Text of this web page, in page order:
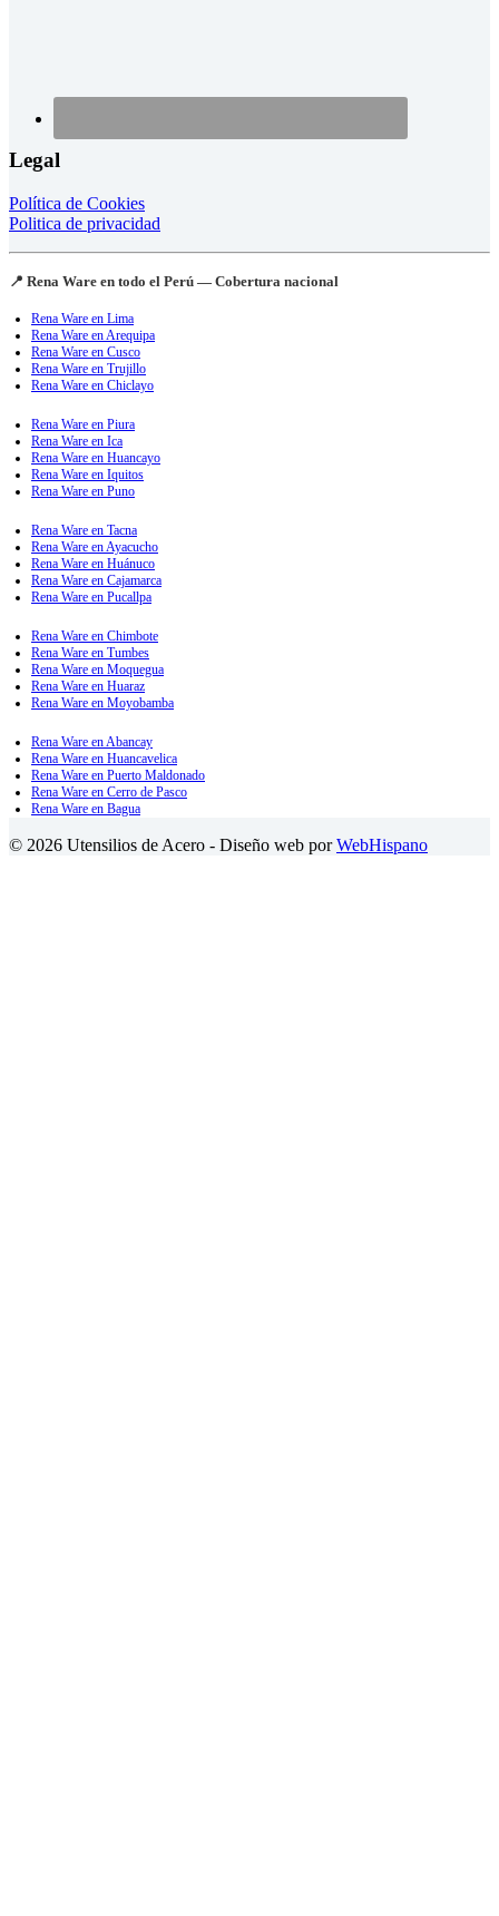
Legal
Política de Cookies
Politica de privacidad
📍 Rena Ware en todo el Perú — Cobertura nacional
Rena Ware en Lima
Rena Ware en Arequipa
Rena Ware en Cusco
Rena Ware en Trujillo
Rena Ware en Chiclayo
Rena Ware en Piura
Rena Ware en Ica
Rena Ware en Huancayo
Rena Ware en Iquitos
Rena Ware en Puno
Rena Ware en Tacna
Rena Ware en Ayacucho
Rena Ware en Huánuco
Rena Ware en Cajamarca
Rena Ware en Pucallpa
Rena Ware en Chimbote
Rena Ware en Tumbes
Rena Ware en Moquegua
Rena Ware en Huaraz
Rena Ware en Moyobamba
Rena Ware en Abancay
Rena Ware en Huancavelica
Rena Ware en Puerto Maldonado
Rena Ware en Cerro de Pasco
Rena Ware en Bagua
© 2026 Utensilios de Acero - Diseño web porWebHispano